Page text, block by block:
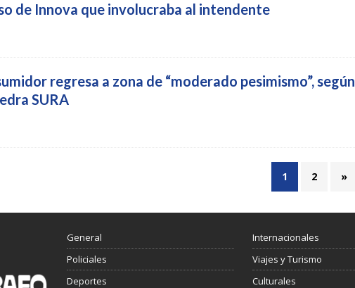
de Innova que involucraba al intendente
regresa a zona de “moderado pesimismo”, según
SURA
1 2 »
General
Policiales
Deportes
Internacionales
Viajes y Turismo
Culturales